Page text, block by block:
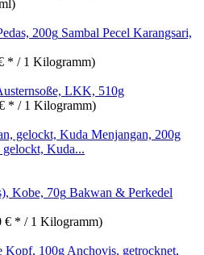
Sambal Pecel Karangsari,
* / 1 Kilogramm)
LKK, 510g
* / 1 Kilogramm)
Kuda...
Bakwan & Perkedel
€ * / 1 Kilogramm)
Anchovis, getrocknet,